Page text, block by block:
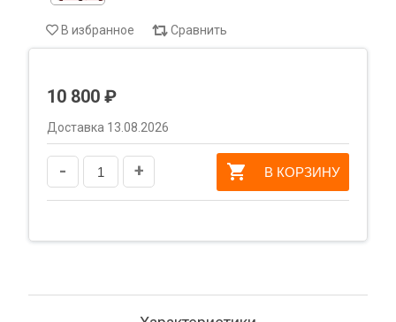
В избранное Сравнить
10 800 ₽
Доставка 13.08.2026
- + В КОРЗИНУ